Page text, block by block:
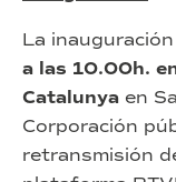
La
a las 10.00h.
Catalunya en
Corporación
retransmisión